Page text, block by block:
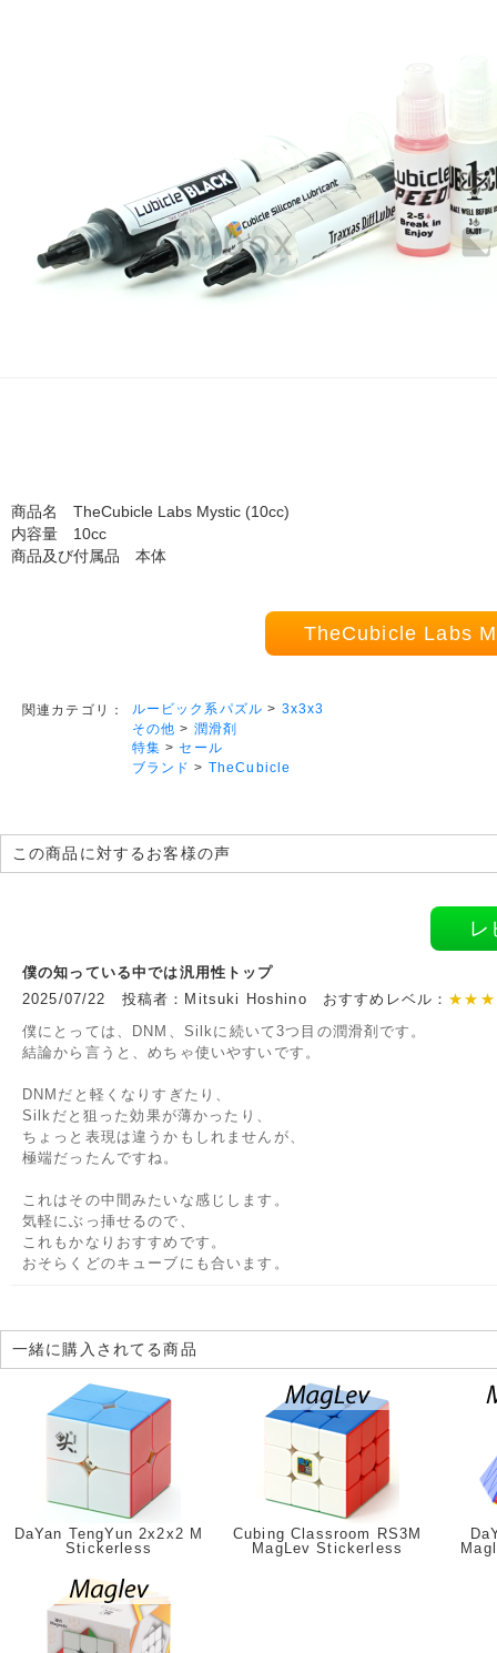
商品名 TheCubicle Labs Mystic (10cc)
内容量 10cc
商品及び付属品 本体
TheCubicle Labs
関連カテゴリ： ルービック系パズル > 3x3x3
その他 > 潤滑剤
特集 >セール
ブランド > TheCubicle
この商品に対するお客様の声
レ
僕の知っている中では汎用性トップ
2025/07/22 投稿者：Mitsuki Hoshino おすすめレベル：
僕にとっては、DNM、Silkに続いて3つ目の潤滑剤です。
結論から言うと、めちゃ使いやすいです。
DNMだと軽くなりすぎたり、
Silkだと狙った効果が薄かったり、
ちょっと表現は違うかもしれませんが、
極端だったんですね。
これはその中間みたいな感じします。
気軽にぶっ挿せるので、
これもかなりおすすめです。
おそらくどのキューブにも合います。
一緒に購入されてる商品
DaYan TengYun 2x2x2 M
Stickerless
Cubing Classroom RS3M
MagLev Stickerless